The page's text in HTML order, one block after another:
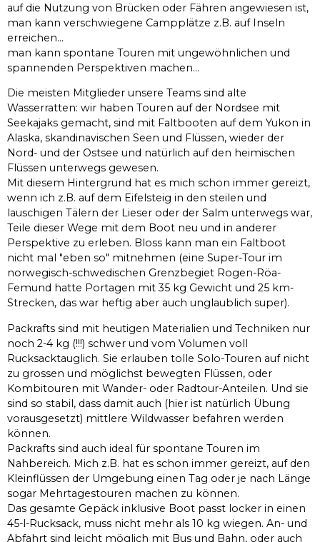
auf die Nutzung von Brücken oder Fähren angewiesen ist,
man kann verschwiegene Campplätze z.B. auf Inseln
erreichen...
man kann spontane Touren mit ungewöhnlichen und
spannenden Perspektiven machen...
Die meisten Mitglieder unsere Teams sind alte
Wasserratten: wir haben Touren auf der Nordsee mit
Seekajaks gemacht, sind mit Faltbooten auf dem Yukon in
Alaska, skandinavischen Seen und Flüssen, wieder der
Nord- und der Ostsee und natürlich auf den heimischen
Flüssen unterwegs gewesen.
Mit diesem Hintergrund hat es mich schon immer gereizt,
wenn ich z.B. auf dem Eifelsteig in den steilen und
lauschigen Tälern der Lieser oder der Salm unterwegs war,
Teile dieser Wege mit dem Boot neu und in anderer
Perspektive zu erleben. Bloss kann man ein Faltboot
nicht mal "eben so" mitnehmen (eine Super-Tour im
norwegisch-schwedischen Grenzbegiet Rogen-Röa-
Femund hatte Portagen mit 35 kg Gewicht und 25 km-
Strecken, das war heftig aber auch unglaublich super).
Packrafts sind mit heutigen Materialien und Techniken nur
noch 2-4 kg (!!!) schwer und vom Volumen voll
Rucksacktauglich. Sie erlauben tolle Solo-Touren auf nicht
zu grossen und möglichst bewegten Flüssen, oder
Kombitouren mit Wander- oder Radtour-Anteilen. Und sie
sind so stabil, dass damit auch (hier ist natürlich Übung
vorausgesetzt) mittlere Wildwasser befahren werden
können.
Packrafts sind auch ideal für spontane Touren im
Nahbereich. Mich z.B. hat es schon immer gereizt, auf den
Kleinflüssen der Umgebung einen Tag oder je nach Länge
sogar Mehrtagestouren machen zu können.
Das gesamte Gepäck inklusive Boot passt locker in einen
45-l-Rucksack, muss nicht mehr als 10 kg wiegen. An- und
Abfahrt sind leicht möglich mit Bus und Bahn, oder auch